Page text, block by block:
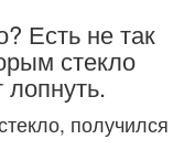
Есть не так
стекло
получился